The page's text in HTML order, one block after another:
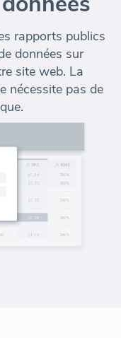
rapports publics
données sur
site web. La
nécessite pas de